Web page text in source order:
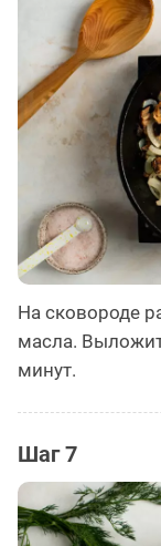
На сковороде
масла.
минут.
Шаг 7